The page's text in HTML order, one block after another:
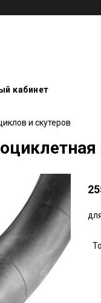
кабинет
и скутеров